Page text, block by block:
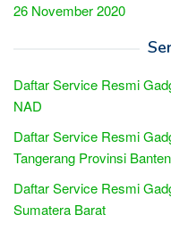
26 November 2020
Daftar Service Resmi
NAD
Daftar Service Resmi
Tangerang Provinsi Banten
Daftar Service Resmi
Sumatera Barat